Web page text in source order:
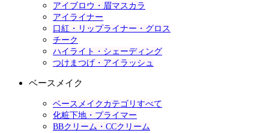
アイブロウ・眉マスカラ
アイライナー
口紅・リップライナー・グロス
チーク
ハイライト・シェーディング
つけまつげ・アイラッシュ
ベースメイク
ベースメイクカテゴリすべて
化粧下地・プライマー
BBクリーム・CCクリーム